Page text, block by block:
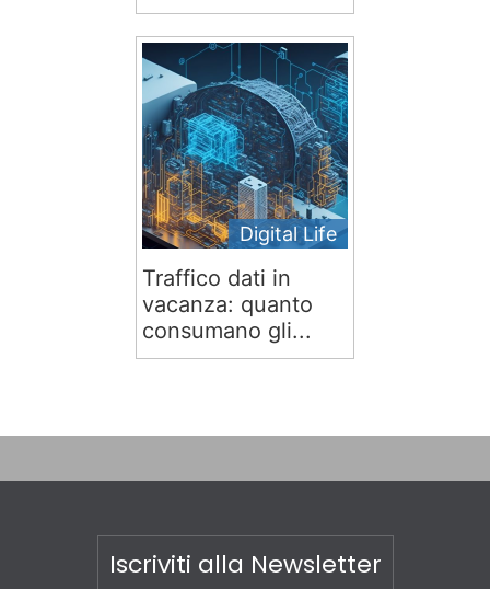
Digital Life
Traffico dati in
vacanza: quanto
consumano gli...
Iscriviti alla Newsletter